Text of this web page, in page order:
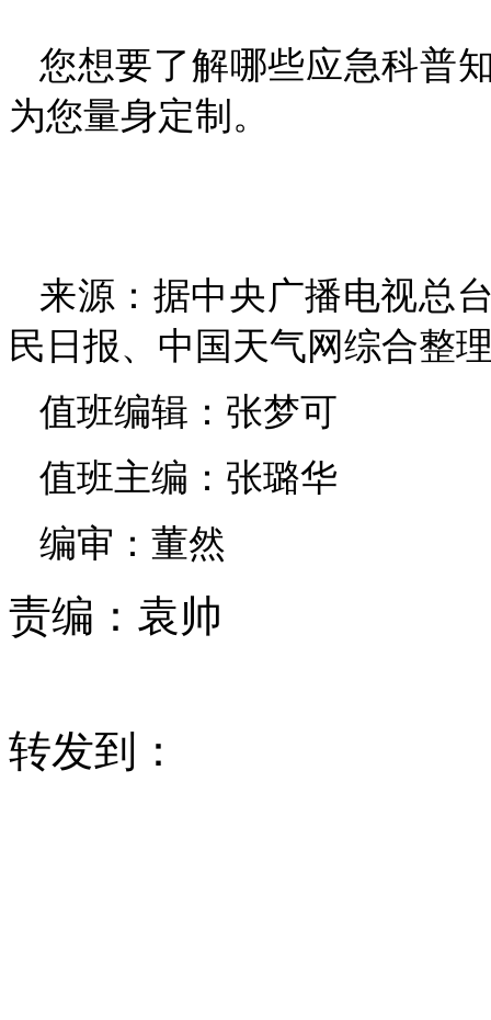
您想要了解哪些应急科普
为您量身定制。
来源：据中央广播电视总
民日报、中国天气网综合整
值班编辑：张梦可
值班主编：张璐华
编审：董然
责编： 袁帅
转发到：